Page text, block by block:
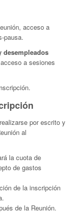
acceso a
pausa.
desempleados
a sesiones
por escrito y
al
la cuota de
de gastos
de la inscripción
de la Reunión.